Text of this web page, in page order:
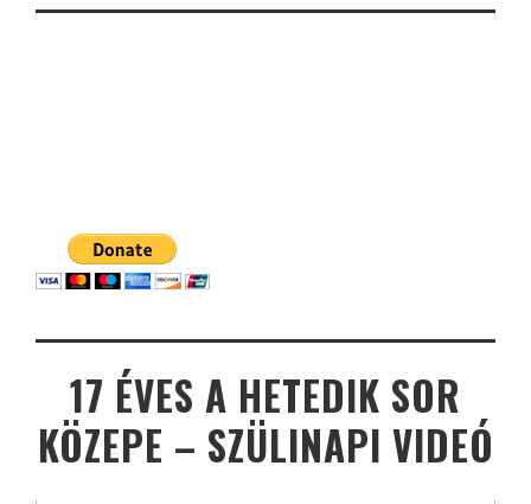
17 ÉVES A HETEDIK SOR
KÖZEPE – SZÜLINAPI VIDEÓ